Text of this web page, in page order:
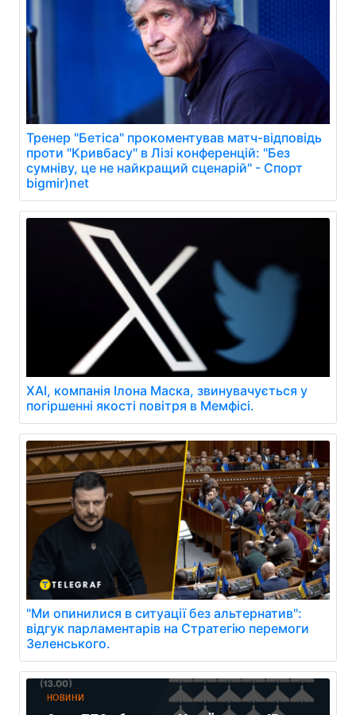
Тренер "Бетіса" прокоментував матч-відповідь
проти "Кривбасу" в Лізі конференцій: "Без
сумніву, це не найкращий сценарій" - Спорт
bigmir)net
XAI, компанія Ілона Маска, звинувачується у
погіршенні якості повітря в Мемфісі.
"Ми опинилися в ситуації без альтернатив":
відгук парламентарів на Стратегію перемоги
Зеленського.